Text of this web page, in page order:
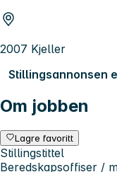
2007 Kjeller
Stillingsannonsen
Om jobben
Lagre favoritt
Stillingstittel
Beredskapsoffiser /